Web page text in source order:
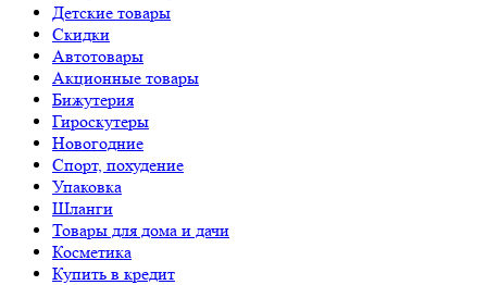
Детские товары
Cкидки
Автотовары
Акционные товары
Бижутерия
Гироскутеры
Новогодние
Спорт, похудение
Упаковка
Шланги
Товары для дома и дачи
Косметика
Купить в кредит